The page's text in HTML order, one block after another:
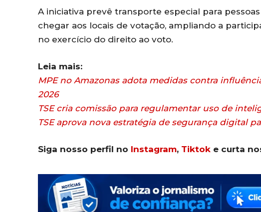
A iniciativa prevê transporte especial para
chegar aos locais de votação, ampliando a
no exercício do direito ao voto.
Leia mais:
MPE no Amazonas adota medidas contra
2026
TSE cria comissão para regulamentar uso de
TSE aprova nova estratégia de segurança digital
Siga nosso perfil no Instagram, Tiktok e curta